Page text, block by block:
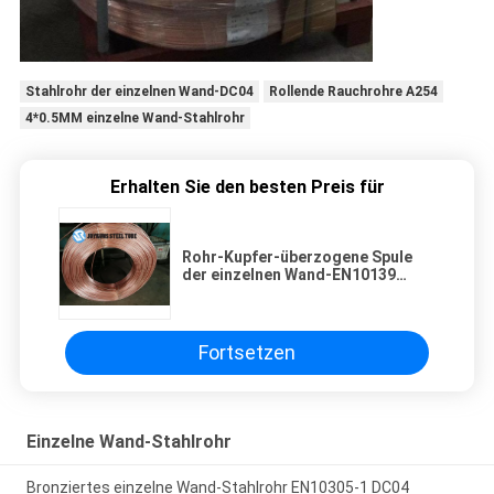
Stahlrohr der einzelnen Wand-DC04
Rollende Rauchrohre A254
4*0.5MM einzelne Wand-Stahlrohr
Erhalten Sie den besten Preis für
Rohr-Kupfer-überzogene Spule
der einzelnen Wand-EN10139
Fortsetzen
Einzelne Wand-Stahlrohr
Bronziertes einzelne Wand-Stahlrohr EN10305-1 DC04